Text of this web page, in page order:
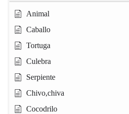
Animal
Caballo
Tortuga
Culebra
Serpiente
Chivo,chiva
Cocodrilo